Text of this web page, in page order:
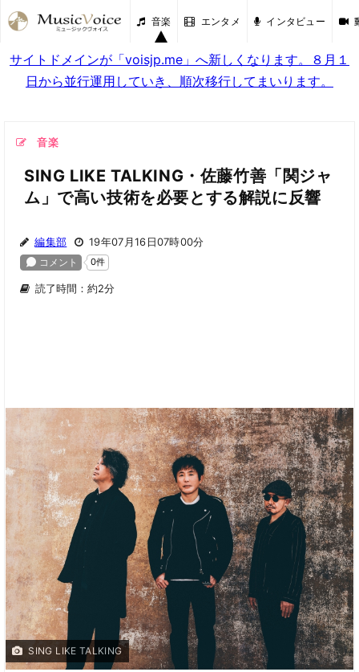
音楽 エンタメ インタビュー
サイトドメインが「voisjp.me」へ新しくなります。８月１
日から並行運用していき、順次移行してまいります。
音楽
SING LIKE TALKING・佐藤竹善「関ジャ
ム」で高い技術を必要とする解説に反響
編集部 19年07月16日07時00分
読了時間：約2分
SING LIKE TALKING